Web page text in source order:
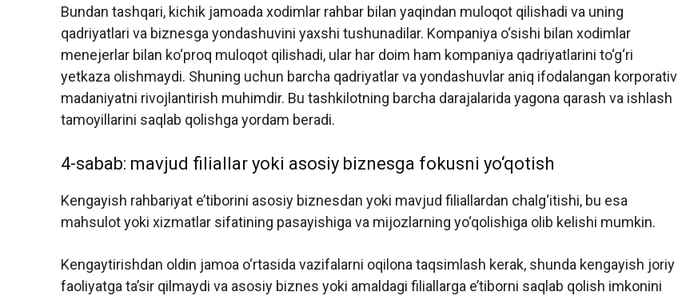
Bundan tashqari, kichik jamoada xodimlar rahbar bilan yaqindan muloqot qilishadi va uning
qadriyatlari va biznesga yondashuvini yaxshi tushunadilar. Kompaniya o‘sishi bilan xodimlar
menejerlar bilan ko‘proq muloqot qilishadi, ular har doim ham kompaniya qadriyatlarini to‘g‘ri
yetkaza olishmaydi. Shuning uchun barcha qadriyatlar va yondashuvlar aniq ifodalangan korporativ
madaniyatni rivojlantirish muhimdir. Bu tashkilotning barcha darajalarida yagona qarash va ishlash
tamoyillarini saqlab qolishga yordam beradi.
4-sabab: mavjud filiallar yoki asosiy biznesga fokusni yo‘qotish
Kengayish rahbariyat e’tiborini asosiy biznesdan yoki mavjud filiallardan chalg‘itishi, bu esa
mahsulot yoki xizmatlar sifatining pasayishiga va mijozlarning yo‘qolishiga olib kelishi mumkin.
Kengaytirishdan oldin jamoa o‘rtasida vazifalarni oqilona taqsimlash kerak, shunda kengayish joriy
faoliyatga ta’sir qilmaydi va asosiy biznes yoki amaldagi filiallarga e’tiborni saqlab qolish imkonini